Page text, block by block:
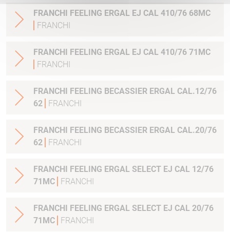
FRANCHI FEELING ERGAL EJ CAL 410/76 68MC
FRANCHI
FRANCHI FEELING ERGAL EJ CAL 410/76 71MC
FRANCHI
FRANCHI FEELING BECASSIER ERGAL CAL.12/76
62
FRANCHI
FRANCHI FEELING BECASSIER ERGAL CAL.20/76
62
FRANCHI
FRANCHI FEELING ERGAL SELECT EJ CAL 12/76
71MC
FRANCHI
FRANCHI FEELING ERGAL SELECT EJ CAL 20/76
71MC
FRANCHI